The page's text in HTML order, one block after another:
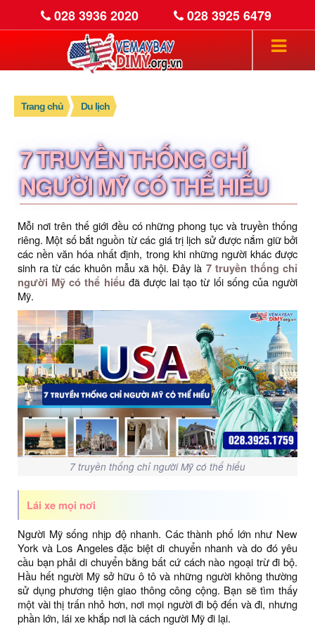
028 3936 2020 028 3925 6479
Trang chủ Du lịch
7 TRUYỀN THỐNG CHỈ
NGƯỜI MỸ CÓ THỂ HIỂU
Mỗi nơi trên thế giới đều có những phong tục và truyền thống
riêng. Một số bắt nguồn từ các giá trị lịch sử được nắm giữ bởi
các nền văn hóa nhất định, trong khi những người khác được
sinh ra từ các khuôn mẫu xã hội. Đây là 7 truyền thống chỉ
người Mỹ có thể hiểu đã được lai tạo từ lối sống của người
Mỹ.
7 truyền thống chỉ người Mỹ có thể hiểu
Lái xe mọi nơi
Người Mỹ sống nhịp độ nhanh. Các thành phố lớn như New
York và Los Angeles đặc biệt di chuyển nhanh và do đó yêu
cầu bạn phải di chuyển bằng bất cứ cách nào ngoại trừ đi bộ.
Hầu hết người Mỹ sở hữu ô tô và những người không thường
sử dụng phương tiện giao thông công cộng. Bạn sẽ tìm thấy
một vài thị trấn nhỏ hơn, nơi mọi người đi bộ đến và đi, nhưng
phần lớn, lái xe khắp nơi là cách người Mỹ đi lại.